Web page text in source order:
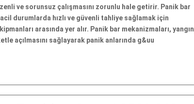
ve sorunsuz çalışmasını zorunlu hale getirir. Panik bar
durumlarda hızlı ve güvenli tahliye sağlamak için
arasında yer alır. Panik bar mekanizmaları, yangın
açılmasını sağlayarak panik anlarında g&uu